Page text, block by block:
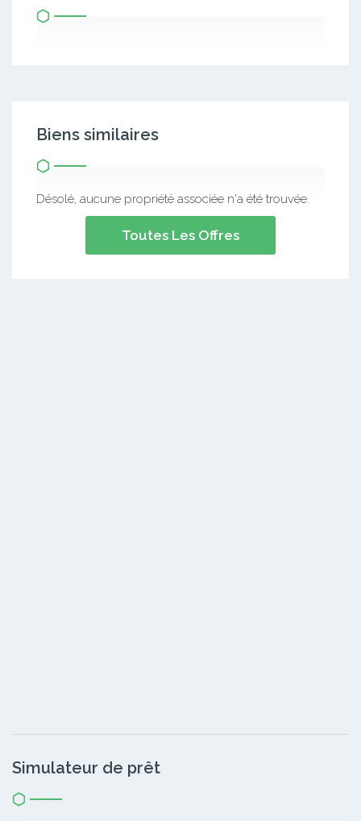
Biens similaires
Désolé, aucune propriété associée n'a été trouvée.
Toutes Les Offres
Simulateur de prêt